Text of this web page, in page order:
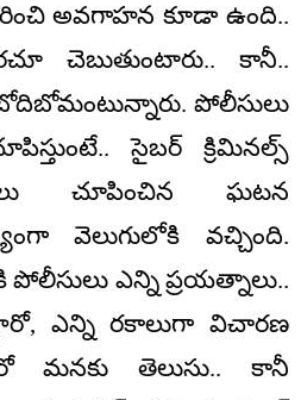
అవగాహన కూడా ఉంది..
చెబుతుంటారు.. కానీ..
పోలీసులు
సైబర్ క్రిమినల్స్
చూపించిన ఘటన
వెలుగులోకి వచ్చింది.
పోలీసులు ఎన్ని ప్రయత్నాలు..
ఎన్ని రకాలుగా విచారణ
మనకు తెలుసు.. కానీ